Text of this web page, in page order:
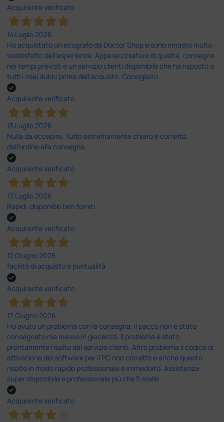
Acquirente verificato
14 Luglio 2026
Ho acquistato un ecografo da Doctor Shop e sono rimasto molto
soddisfatto dell'esperienza. Apparecchiatura di qualità, consegna
nei tempi previsti e un servizio clienti disponibile che ha risposto a
tutti i miei dubbi prima dell'acquisto. Consigliato
Acquirente verificato
13 Luglio 2026
Nulla da eccepire. Tutto estremamente chiaro e corretto,
dall’ordine alla consegna.
Acquirente verificato
13 Luglio 2026
Rapidi, disponibili ben forniti
Acquirente verificato
12 Giugno 2026
facilità di acquisto e puntualità
Acquirente verificato
12 Giugno 2026
Ho avuto un problema con la consegna, il pacco non è stato
consegnato ma messo in giacenza. Il problema è stato
prontamente risolto dal servizio clienti. Altro problema il codice di
attivazione del software per il PC non corretto e anche questo
risolto in modo rapido professionale e immediato. Assistenza
super disponibile e professionale più che 5 stelle
Acquirente verificato